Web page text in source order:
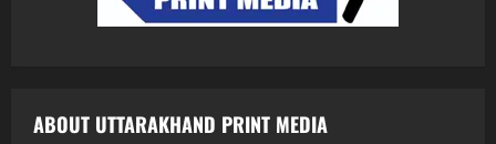
ABOUT UTTARAKHAND PRINT MEDIA